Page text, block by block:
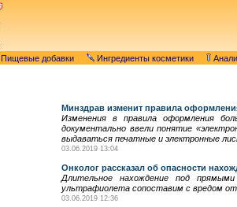
Пищевые добавки Ингредиенты косметики
Минздрав изменит правила
Изменения в правила оформления
документально ввели понятие
выдаваться печатные и электронные
03.06.2019 13:04
Онколог рассказал об опасности
Длительное нахождение под
ультрафиолета сопоставим с вредом от
03.06.2019 12:36